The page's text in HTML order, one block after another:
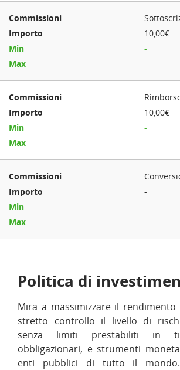
10,00€
-
-
10,00€
-
-
-
-
-
Politica di
Mira a massimizzare il
stretto controllo il livello di
senza limiti prestabiliti in
obbligazionari, e strumenti
enti pubblici di tutto il